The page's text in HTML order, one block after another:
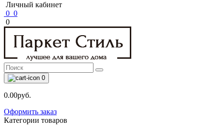
Личный кабинет
0 0
0
0
0.00руб.
Оформить заказ
Категории товаров